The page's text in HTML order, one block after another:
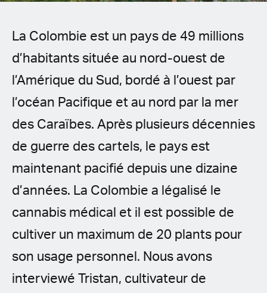
French
Italian
Polish
La Colombie est un pays de 49 millions
d’habitants située au nord-ouest de
l’Amérique du Sud, bordé à l’ouest par
l’océan Pacifique et au nord par la mer
des Caraïbes. Après plusieurs décennies
de guerre des cartels, le pays est
maintenant pacifié depuis une dizaine
d’années. La Colombie a légalisé le
cannabis médical et il est possible de
cultiver un maximum de 20 plants pour
son usage personnel. Nous avons
interviewé Tristan, cultivateur de